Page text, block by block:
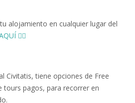
alojamiento en cualquier lugar del
👈🏻
Civitatis, tiene opciones de Free
tours pagos, para recorrer en